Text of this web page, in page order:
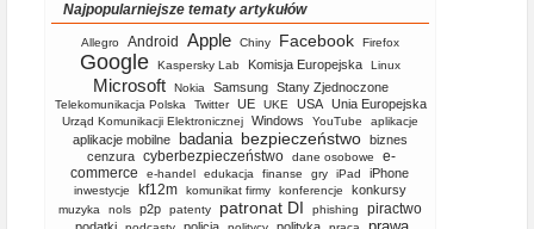
Najpopularniejsze tematy artykułów
Allegro Android Apple Chiny Facebook Firefox
Google Kaspersky Lab Komisja Europejska Linux
Microsoft Nokia Samsung Stany Zjednoczone
Telekomunikacja Polska Twitter UE UKE USA Unia Europejska
Urząd Komunikacji Elektronicznej Windows YouTube aplikacje
aplikacje mobilne badania bezpieczeństwo biznes
cenzura cyberbezpieczeństwo dane osobowe
e-
commerce
e-handel edukacja finanse gry iPad iPhone
inwestycje kf12m komunikat firmy konferencje konkursy
muzyka nols p2p patenty patronat DI phishing piractwo